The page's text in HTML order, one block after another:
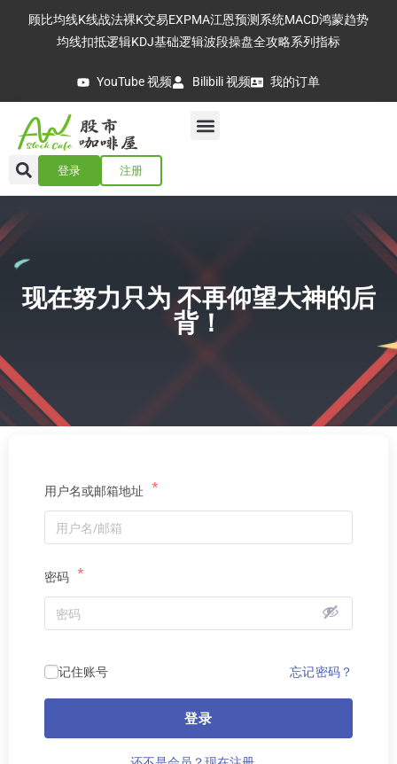
顾比均线K线战法裸K交易EXPMA江恩预测系统MACD鸿蒙趋势
均线扣抵逻辑KDJ基础逻辑波段操盘全攻略系列指标
YouTube 视频 Bilibili 视频 我的订单
登录 注册
现在努力只为 不再仰望大神的后
背！
用户名或邮箱地址 *
密码 *
记住账号 忘记密码？
登录